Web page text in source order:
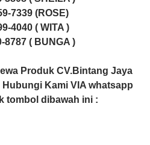
7339 (ROSE)
4040 ( WITA )
8787 ( BUNGA )
Produk CV.Bintang Jaya
Kami VIA whatsapp
tombol dibawah ini :